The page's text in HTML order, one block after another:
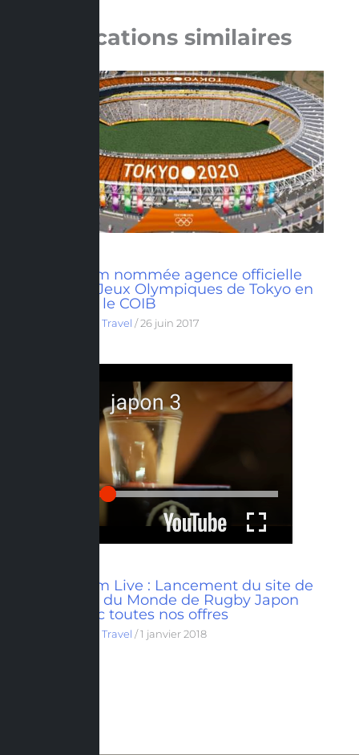
Publications similaires
Eventeam nommée agence officielle
pour les Jeux Olympiques de Tokyo en
2020 par le COIB
Hospitality & Travel /26 juin 2017
Eventeam Live : Lancement du site de
la Coupe du Monde de Rugby Japon
2019 avec toutes nos offres
Hospitality & Travel /1 janvier 2018